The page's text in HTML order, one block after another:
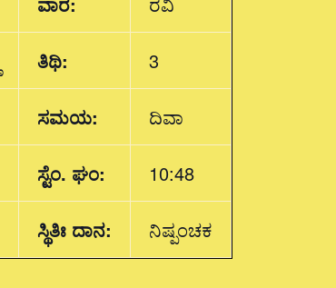
ತಿಥಿ: 3
ಸಮಯ: ದಿವಾ
ಸ್ಟೆಂ. ಘಂ: 10:48
ಸ್ಥಿತಿಃ ದಾನ: ನಿಷ್ಪಂಚಕ